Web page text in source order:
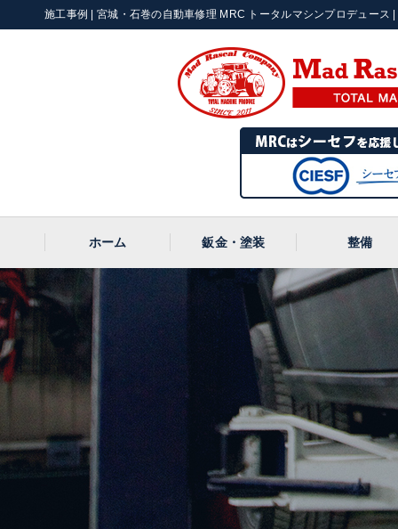
施工事例 | 宮城・石巻の自動車修理 MRC トータルマシンプロデュー
ホーム 鈑金・塗装 整備